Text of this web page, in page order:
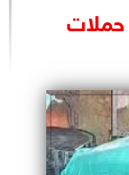
حملات